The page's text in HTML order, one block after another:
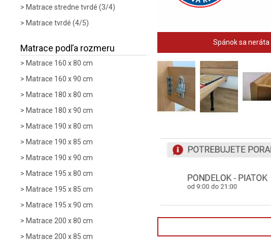
Matrace stredne tvrdé (3/4)
Matrace tvrdé (4/5)
Matrace podľa rozmeru
Matrace 160 x 80 cm
Matrace 160 x 90 cm
Matrace 180 x 80 cm
Matrace 180 x 90 cm
Matrace 190 x 80 cm
Matrace 190 x 85 cm
Matrace 190 x 90 cm
Matrace 195 x 80 cm
Matrace 195 x 85 cm
Matrace 195 x 90 cm
Matrace 200 x 80 cm
Matrace 200 x 85 cm
Spánok sa